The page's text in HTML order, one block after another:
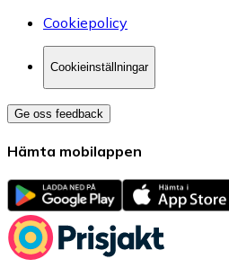
Cookiepolicy
Cookieinställningar
Ge oss feedback
Hämta mobilappen